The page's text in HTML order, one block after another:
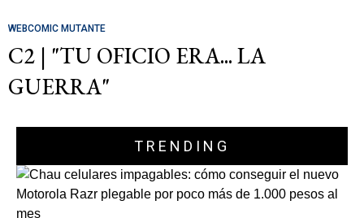
WEBCOMIC MUTANTE
C2 | "TU OFICIO ERA... LA
GUERRA"
TRENDING